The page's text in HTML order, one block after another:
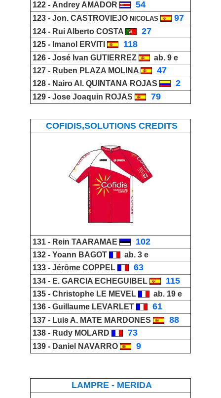
122 - Andrey AMADOR 54
123 - Jon. CASTROVIEJO NICOLAS 97
124 - Rui Alberto COSTA 27
125 - Imanol ERVITI 118
126 - José Ivan GUTIERREZ
ab. 9 e
127 - Ruben PLAZA MOLINA 47
128 - Nairo Al. QUINTANA ROJAS 2
129 - Jose Joaquin ROJAS 79
COFIDIS,SOLUTIONS CREDITS
131 - Rein TAARAMAE 102
132 - Yoann BAGOT
ab. 3 e
133 - Jérôme COPPEL 63
134 - E. GARCIA ECHEGUIBEL 115
135 - Christophe LE MEVEL
ab. 19 e
136 - Guillaume LEVARLET 61
137 - Luis A. MATE MARDONES 88
138 - Rudy MOLARD 73
139 - Daniel NAVARRO 9
LAMPRE - MERIDA